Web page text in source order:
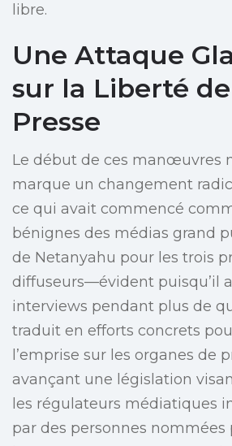
libre.
Une Attaque
sur la Liberté
Presse
Le début de ces manœuvres
marque un changement
ce qui avait commencé
bénignes des médias grand
de Netanyahu pour les trois
diffuseurs—évident puisqu’il
interviews pendant plus de
traduit en efforts concrets
l’emprise sur les organes de
avançant une législation
les régulateurs médiatiques
par des personnes